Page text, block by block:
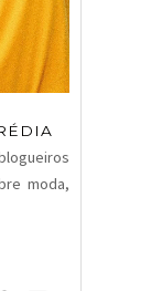
moda,